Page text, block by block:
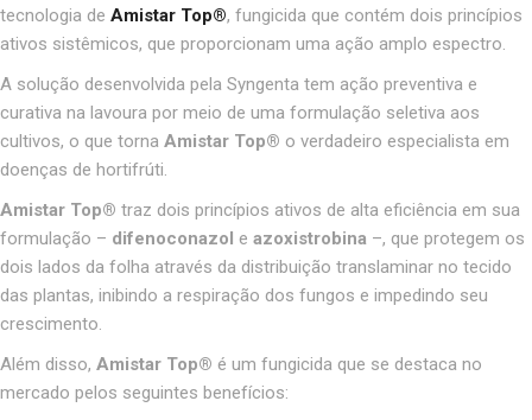
tecnologia de Amistar Top®, fungicida que contém dois princípios
ativos sistêmicos, que proporcionam uma ação amplo espectro.
A solução desenvolvida pela Syngenta tem ação preventiva e
curativa na lavoura por meio de uma formulação seletiva aos
cultivos, o que torna Amistar Top® o verdadeiro especialista em
doenças de hortifrúti.
Amistar Top® traz dois princípios ativos de alta eficiência em sua
formulação – difenoconazol e azoxistrobina –, que protegem os
dois lados da folha através da distribuição translaminar no tecido
das plantas, inibindo a respiração dos fungos e impedindo seu
crescimento.
Além disso, Amistar Top® é um fungicida que se destaca no
mercado pelos seguintes benefícios: